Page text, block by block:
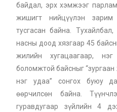
байдал, эрх хэмжээг
жишигт нийцүүлэн зарим
тусгасан байна. Тухайлбал,
насны доод хязгаар 45
жилийн хугацаагаар,
боломжтой байсныг
нэг удаа” сонгох буюу
өөрчилсөн байна.
гуравдугаар зүйлийн 4